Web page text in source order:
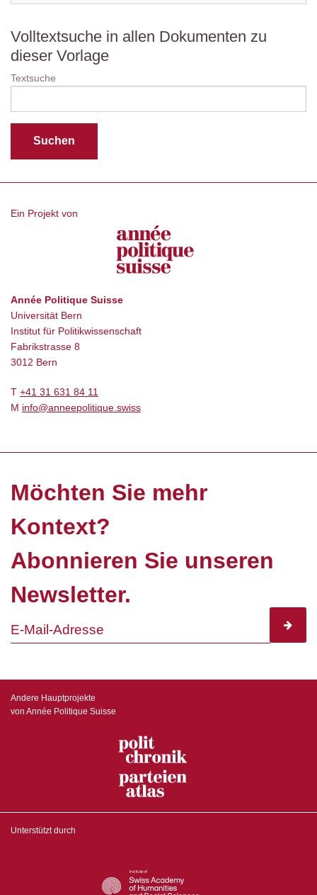
Volltextsuche in allen Dokumenten zu
dieser Vorlage
Textsuche
Ein Projekt von
Année Politique Suisse
Universität Bern
Institut für Politikwissenschaft
Fabrikstrasse 8
3012 Bern
T +41 31 631 84 11
M info@anneepolitique.swiss
Möchten Sie mehr
Kontext?
Abonnieren Sie unseren
Newsletter.
Andere Hauptprojekte
von Année Politique Suisse
Unterstützt durch